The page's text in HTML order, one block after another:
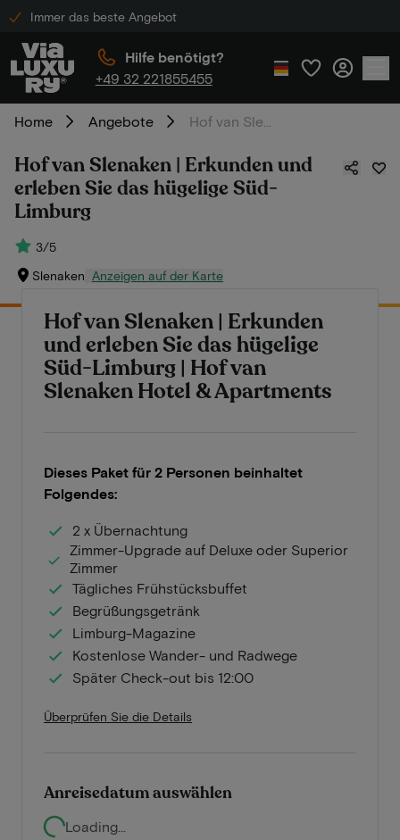
Immer das beste Angebot
Hilfe benötigt?
+49 32 221855455
Home Angebote
Hof van Slenaken | Erkunden und
erleben Sie das hügelige Süd-
Limburg
3/5
Slenaken Anzeigen auf der Karte
Hof van Slenaken | Erkunden
und erleben Sie das hügelige
Süd-Limburg | Hof van
Slenaken Hotel & Apartments
Dieses Paket für 2 Personen beinhaltet
Folgendes:
2 x Übernachtung
Zimmer-Upgrade auf Deluxe oder Superior
Zimmer
Tägliches Frühstücksbuffet
Begrüßungsgetränk
Limburg-Magazine
Kostenlose Wander- und Radwege
Später Check-out bis 12:00
Überprüfen Sie die Details
Anreisedatum auswählen
Loading...